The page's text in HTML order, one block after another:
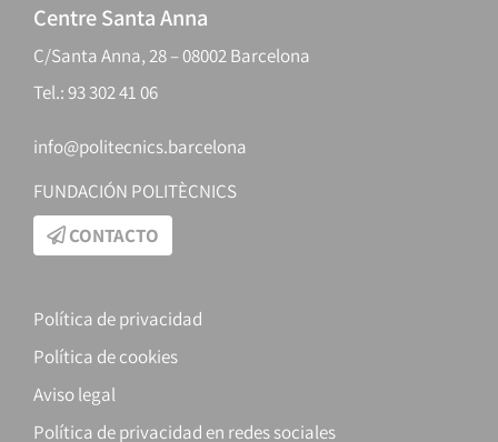
Centre Santa Anna
C/Santa Anna, 28 – 08002 Barcelona
Tel.: 93 302 41 06
info@politecnics.barcelona
FUNDACIÓN POLITÈCNICS
CONTACTO
Política de privacidad
Política de cookies
Aviso legal
Política de privacidad en redes sociales